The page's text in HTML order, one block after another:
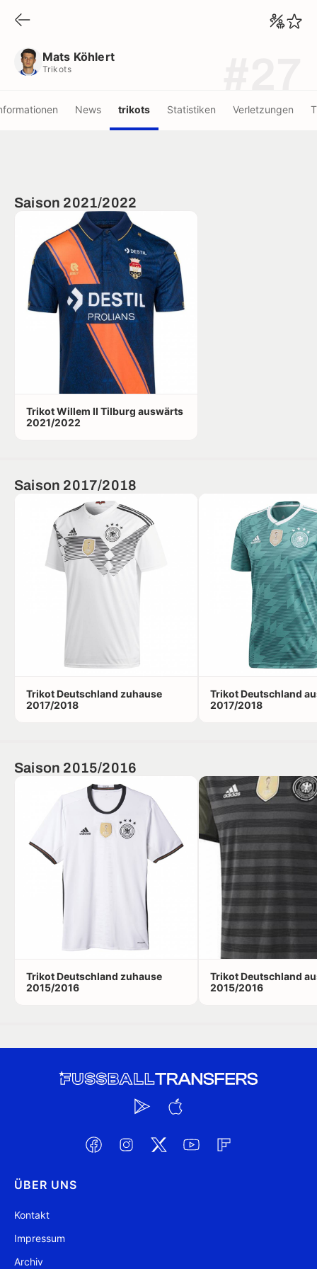
Mats Köhlert
Trikots
News trikots Statistiken Verletzungen
Saison 2021/2022
Trikot Willem II Tilburg auswärts
2021/2022
Saison 2017/2018
Trikot Deutschland zuhause
2017/2018
Trikot Deutschland
2017/2018
Saison 2015/2016
Trikot Deutschland zuhause
2015/2016
Trikot Deutschland
2015/2016
ÜBER UNS
Kontakt
Impressum
Archiv